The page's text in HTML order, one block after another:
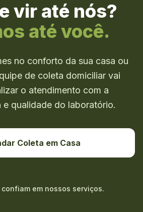
vir até nós?
até você.
no conforto da sua casa ou
de coleta domiciliar vai
o atendimento com a
e qualidade do laboratório.
Coleta em Casa
em nossos serviços.